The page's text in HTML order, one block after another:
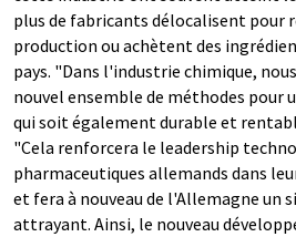
plus de fabricants délocalisent pour
production ou achètent des
pays. "Dans l'industrie chimique,
nouvel ensemble de méthodes pour
qui soit également durable et
"Cela renforcera le leadership
pharmaceutiques allemands dans
et fera à nouveau de l'Allemagne un
attrayant. Ainsi, le nouveau